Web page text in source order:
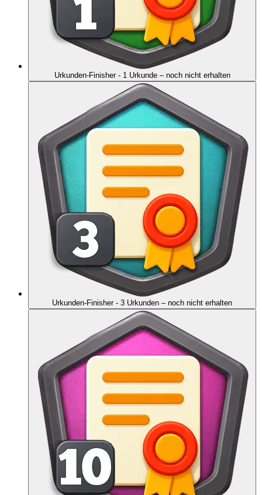
Urkunden-Finisher - 1 Urkunde – noch nicht erhalten
Urkunden-Finisher - 3 Urkunden – noch nicht erhalten